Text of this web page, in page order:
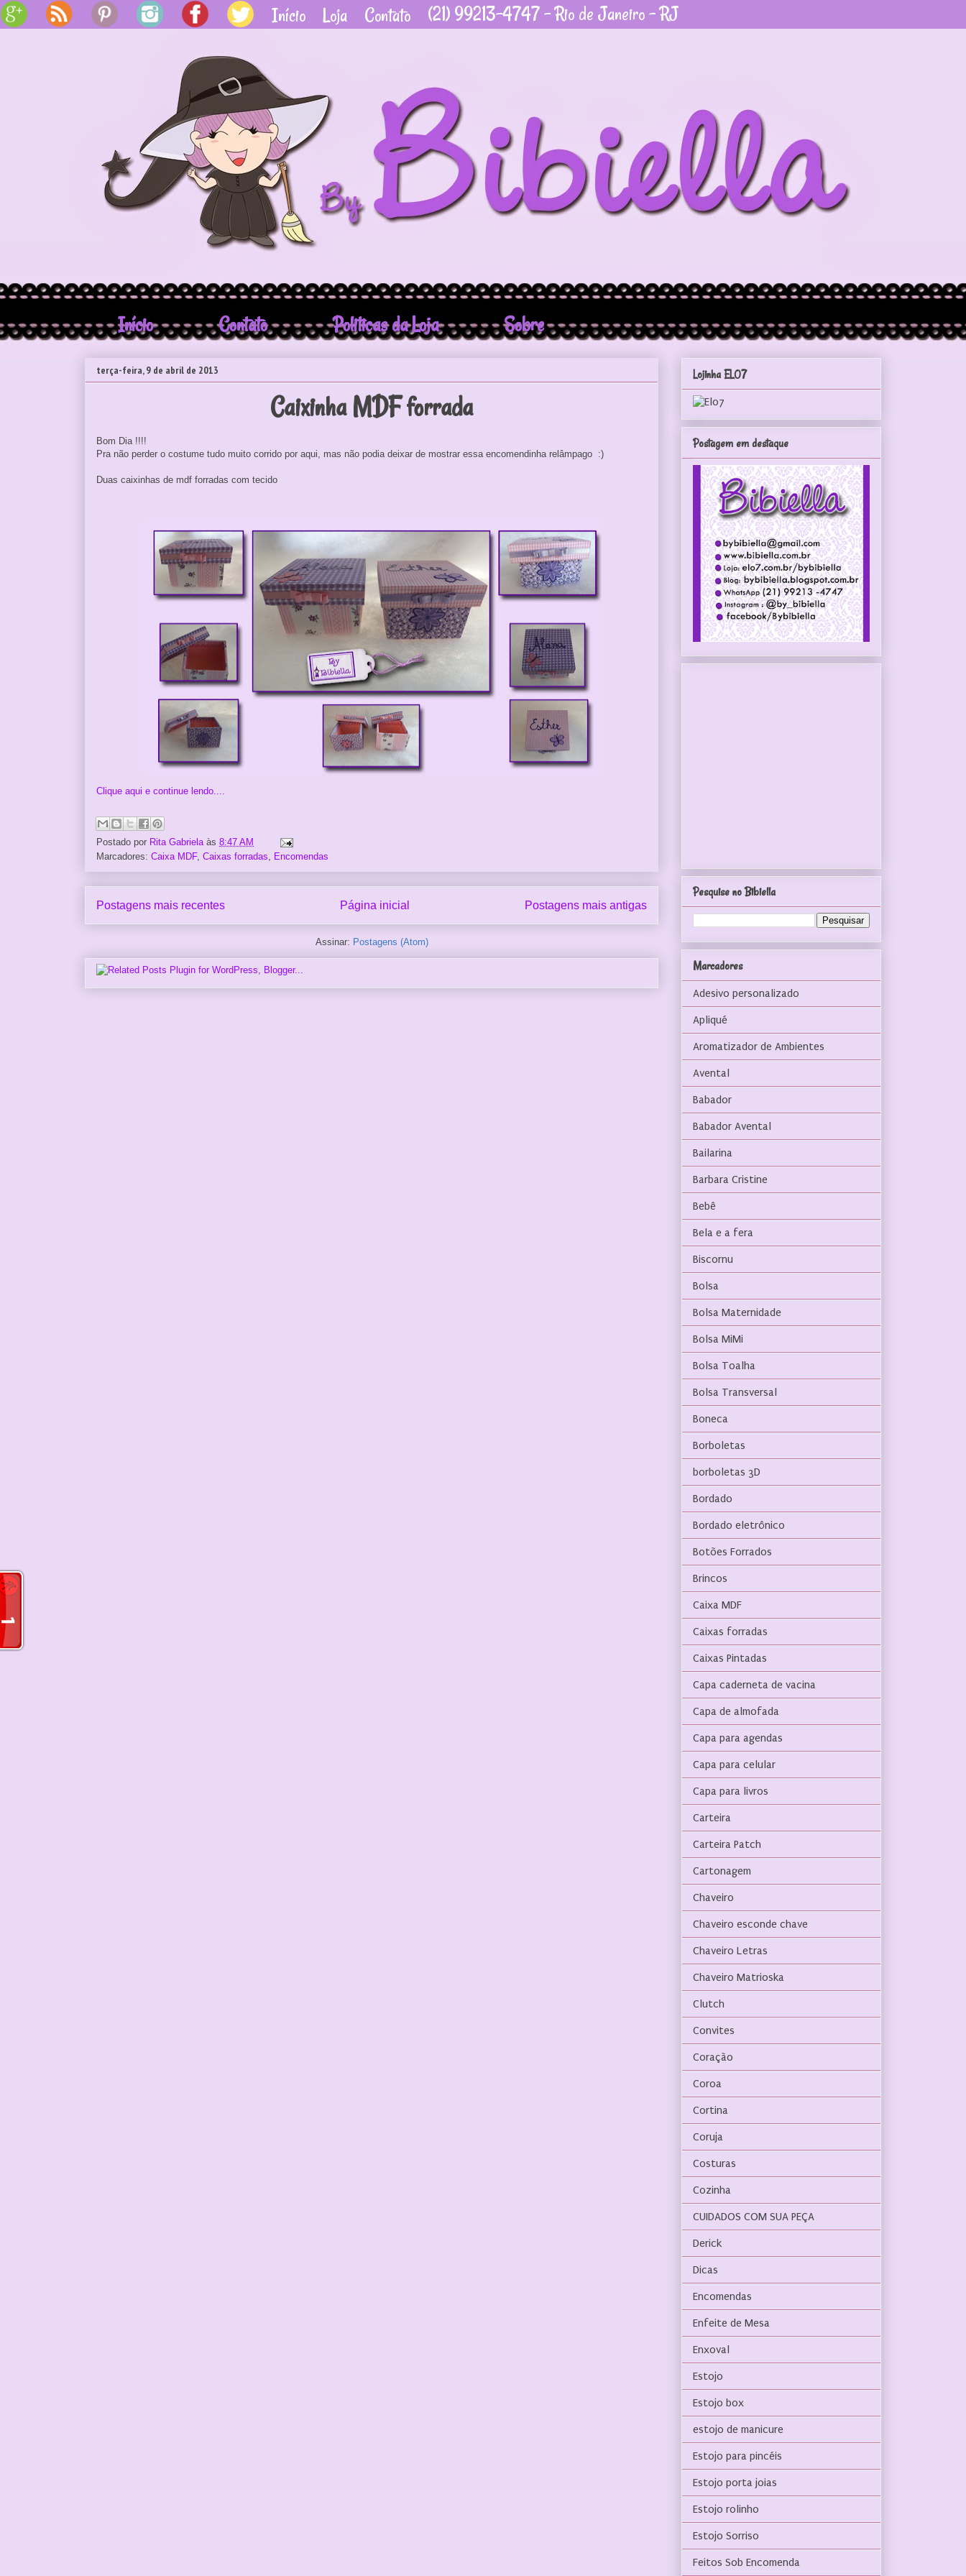
BY
Início Contato Politicas da Loja Sobre
terça-feira, 9 de abril de 2013
Caixinha MDF forrada
Bom Dia !!!!
Pra não perder o costume tudo muito corrido por aqui, mas não podia deixar de mostrar essa encomendinha relâmpago :)
Duas caixinhas de mdf forradas com tecido
Clique aqui e continue lendo....
Postado por Rita Gabriela às 8:47 AM
Marcadores: Caixa MDF, Caixas forradas, Encomendas
Postagens mais recentes Postagens mais antigas
Página inicial
Assinar: Postagens (Atom)
Lojinha ELO7
Postagem em destaque
Pesquise no Bibiella
Marcadores
Adesivo personalizado
Apliqué
Aromatizador de Ambientes
Avental
Babador
Babador Avental
Bailarina
Barbara Cristine
Bebê
Bela e a fera
Biscornu
Bolsa
Bolsa Maternidade
Bolsa MiMi
Bolsa Toalha
Bolsa Transversal
Boneca
Borboletas
borboletas 3D
Bordado
Bordado eletrônico
Botões Forrados
Brincos
Caixa MDF
Caixas forradas
Caixas Pintadas
Capa caderneta de vacina
Capa de almofada
Capa para agendas
Capa para celular
Capa para livros
Carteira
Carteira Patch
Cartonagem
Chaveiro
Chaveiro esconde chave
Chaveiro Letras
Chaveiro Matrioska
Clutch
Convites
Coração
Coroa
Cortina
Coruja
Costuras
Cozinha
CUIDADOS COM SUA PEÇA
Derick
Dicas
Encomendas
Enfeite de Mesa
Enxoval
Estojo
Estojo box
estojo de manicure
Estojo para pincéis
Estojo porta joias
Estojo rolinho
Estojo Sorriso
Feitos Sob Encomenda
Início Loja Contato (21) 99213-4747 - Rio de Janeiro - RJ